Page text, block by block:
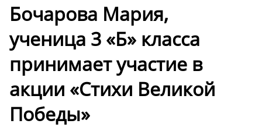
Бочарова Мария,
ученица 3 «Б» класса
принимает участие в
акции «Стихи Великой
Победы»